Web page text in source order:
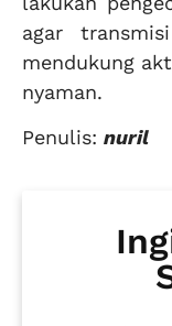
agar
mendukung
nyaman.
Penulis: nuril